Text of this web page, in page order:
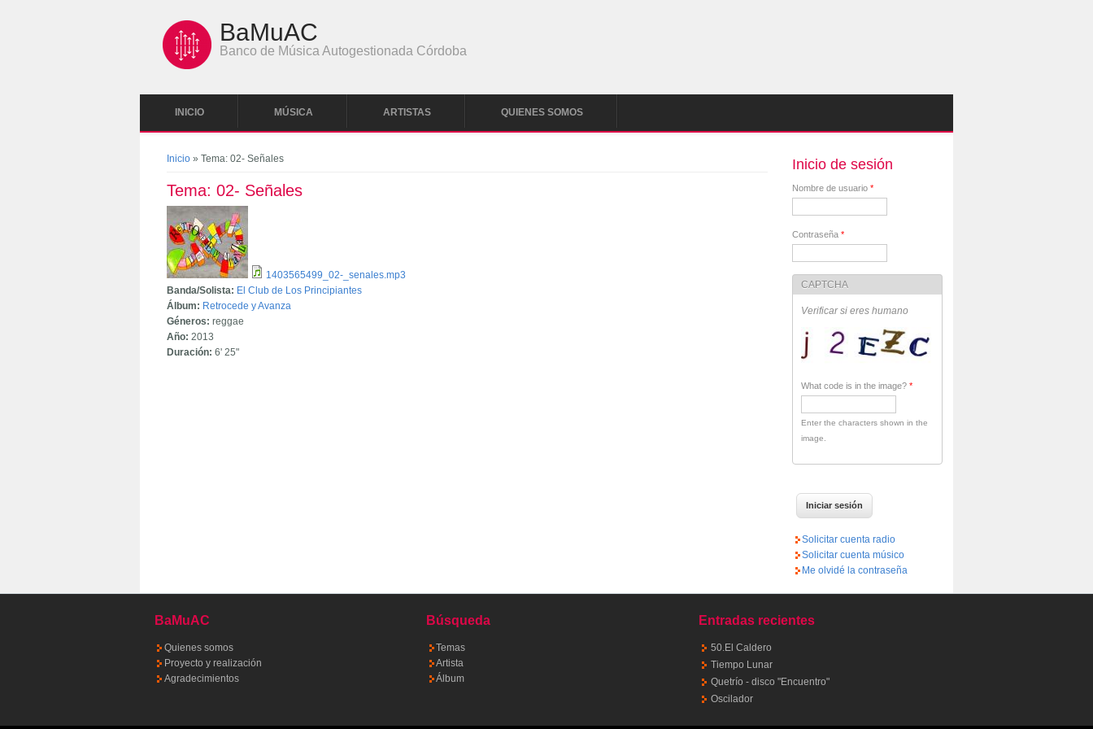
BaMuAC
Banco de Música Autogestionada Córdoba
INICIO MÚSICA ARTISTAS QUIENES SOMOS
Se encuentra usted aquí
Inicio » Tema: 02- Señales
Tema: 02- Señales
1403565499_02-_senales.mp3
Banda/Solista: El Club de Los Principiantes
Álbum: Retrocede y Avanza
Géneros:reggae
Año:2013
Duración:6' 25"
Inicio de sesión
Nombre de usuario *
Contraseña *
CAPTCHA
Verificar si eres humano
What code is in the image? *
Enter the characters shown in the
image.
Solicitar cuenta radio
Solicitar cuenta músico
Me olvidé la contraseña
BaMuAC
Quienes somos
Proyecto y realización
Agradecimientos
Búsqueda
Temas
Artista
Álbum
Entradas recientes
50.El Caldero
Tiempo Lunar
Quetrío - disco "Encuentro"
Oscilador